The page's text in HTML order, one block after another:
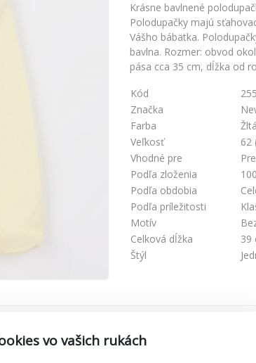
Krásne bavlnené
Polodupačky majú
Vášho bábätka.
bavlna. Rozmer: obvod
pása cca 35 cm, dĺžka od
Kód
Značka
Farba
Žltá
Veľkosť
62
Vhodné pre
Podľa zloženia
Podľa obdobia
Podľa príležitosti
Motív
Celková dĺžka
39
Štýl
vo vašich rukách